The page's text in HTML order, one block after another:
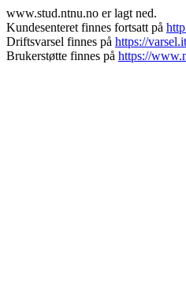
www.stud.ntnu.no er lagt ned.
Kundesenteret finnes fortsatt på
Driftsvarsel finnes på https://
Brukerstøtte finnes på https://